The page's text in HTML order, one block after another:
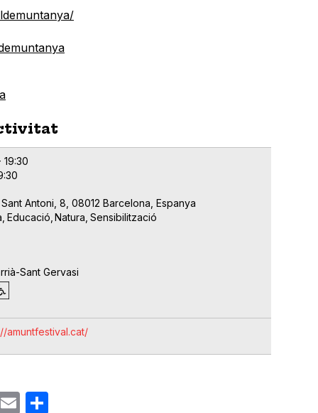
19:30
Antoni, 8, 08012 Barcelona, Espanya
Educació Natura Sensibilització
Sant Gervasi
amuntfestival.cat/
Email